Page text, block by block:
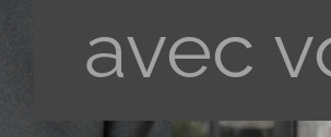
avec